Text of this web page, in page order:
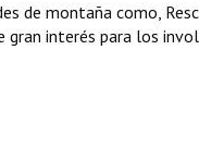
de montaña como,
interés para los